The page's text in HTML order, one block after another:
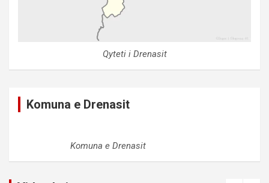
Qyteti i Drenasit
Komuna e Drenasit
Komuna e Drenasit